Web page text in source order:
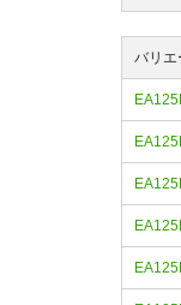
バリエ